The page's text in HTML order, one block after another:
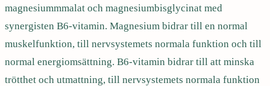
u
m
u
s
magnesiummmalat och magnesiumbisglycinat med
synergisten B6-vitamin. Magnesium bidrar till en normal
muskelfunktion, till nervsystemets normala funktion och till
normal energiomsättning. B6-vitamin bidrar till att minska
trötthet och utmattning, till nervsystemets normala funktion